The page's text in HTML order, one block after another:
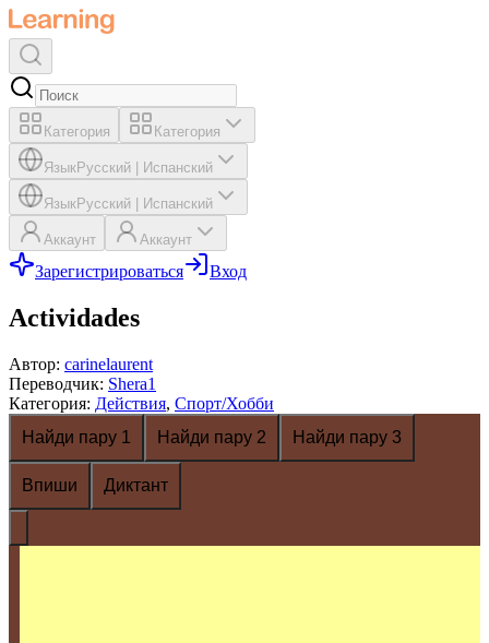
Категория Категория
ЯзыкРусский Испанский
ЯзыкРусский Испанский
Аккаунт Аккаунт
Зарегистрироваться Вход
Actividades
Автор: carinelaurent
Переводчик: Shera1
Категория: Действия, Спорт/Хобби
Найди пару 1
Найди пару 2 Найди пару 3
Впиши Диктант